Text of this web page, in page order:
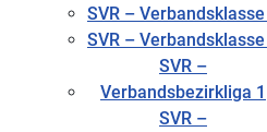
SVR –
SVR –
SVR –
Verbandsbezirkliga 1
SVR –